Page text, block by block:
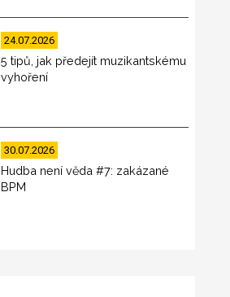
24.07.2026
5 tipů, jak předejít muzikantskému
vyhoření
30.07.2026
Hudba není věda #7: zakázané
BPM